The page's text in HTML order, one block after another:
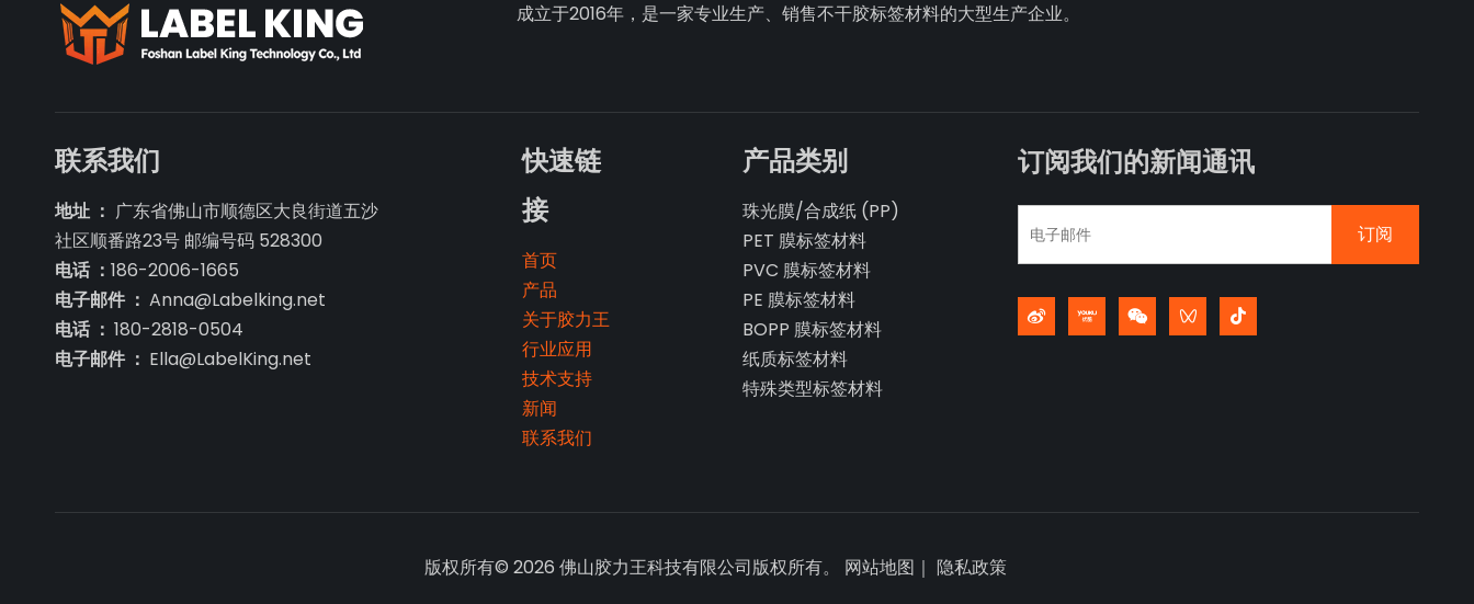
成立于2016年，是一家专业生产、销售不干胶标签材料的大型生产企业。
联系我们
地址 ： 广东省佛山市顺德区大良街道五沙
社区顺番路23号 邮编号码 528300
电话 ： 186-2006-1665
电子邮件 ： Anna@Labelking.net
电话 ： 180-2818-0504
电子邮件 ： Ella@LabelKing.net
快速链
接
首页
产品
关于胶力王
行业应用
技术支持
新闻
联系我们
产品类别
珠光膜/合成纸 (PP)
PET 膜标签材料
PVC 膜标签材料
PE 膜标签材料
BOPP 膜标签材料
纸质标签材料
特殊类型标签材料
订阅我们的新闻通讯
订阅
版权所有© 2026 佛山胶力王科技有限公司版权所有。 网站地图 ｜ 隐私政策